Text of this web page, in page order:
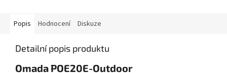
Popis Hodnocení Diskuze
Detailní popis produktu
Omada POE20E-Outdoor